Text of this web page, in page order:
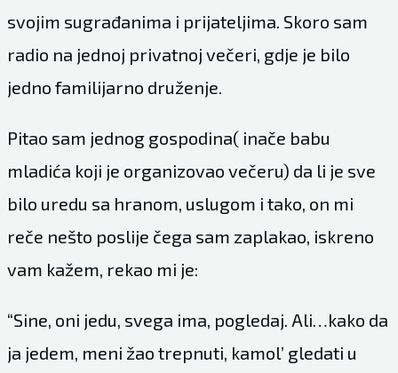
svojim sugrađanima i prijateljima. Skoro sam
radio na jednoj privatnoj večeri, gdje je bilo
jedno familijarno druženje.
Pitao sam jednog gospodina( inače babu
mladića koji je organizovao večeru) da li je sve
bilo uredu sa hranom, uslugom i tako, on mi
reče nešto poslije čega sam zaplakao, iskreno
vam kažem, rekao mi je:
“Sine, oni jedu, svega ima, pogledaj. Ali…kako da
ja jedem, meni žao trepnuti, kamol’ gledati u